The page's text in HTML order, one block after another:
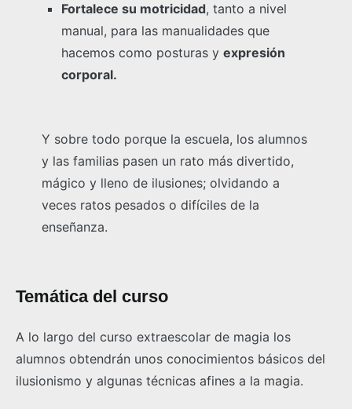
Fortalece su motricidad, tanto a nivel
manual, para las manualidades que
hacemos como posturas yexpresión
corporal.
Y sobre todo porque la escuela, los alumnos
y las familias pasen un rato más divertido,
mágico y lleno de ilusiones; olvidando a
veces ratos pesados o difíciles de la
enseñanza.
Temática del curso
A lo largo del curso extraescolar de magia los
alumnos obtendrán unos conocimientos básicos del
ilusionismo y algunas técnicas afines a la magia.